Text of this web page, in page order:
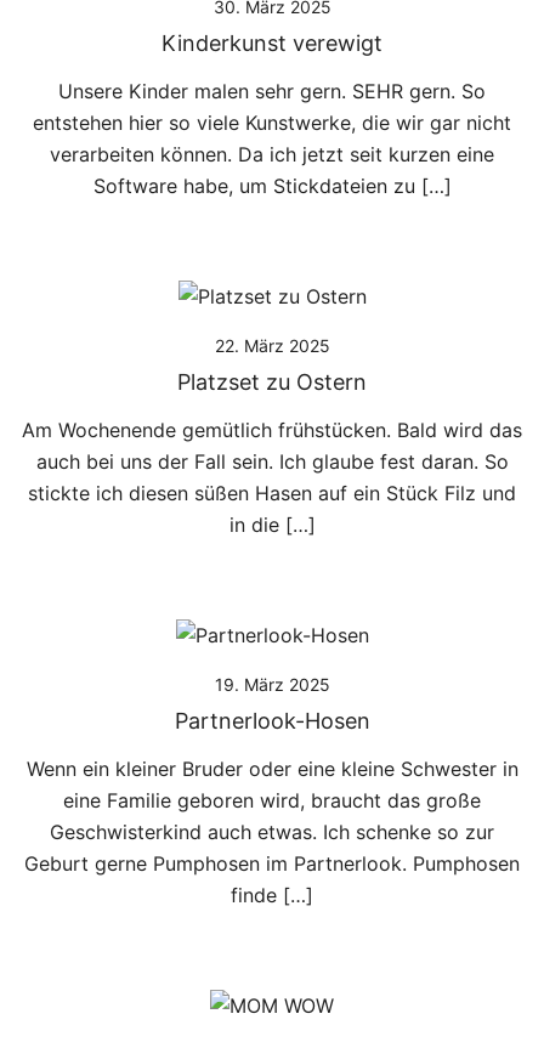
30. März 2025
Kinderkunst verewigt
Unsere Kinder malen sehr gern. SEHR gern. So
entstehen hier so viele Kunstwerke, die wir gar nicht
verarbeiten können. Da ich jetzt seit kurzen eine
Software habe, um Stickdateien zu […]
22. März 2025
Platzset zu Ostern
Am Wochenende gemütlich frühstücken. Bald wird das
auch bei uns der Fall sein. Ich glaube fest daran. So
stickte ich diesen süßen Hasen auf ein Stück Filz und
in die […]
19. März 2025
Partnerlook-Hosen
Wenn ein kleiner Bruder oder eine kleine Schwester in
eine Familie geboren wird, braucht das große
Geschwisterkind auch etwas. Ich schenke so zur
Geburt gerne Pumphosen im Partnerlook. Pumphosen
finde […]